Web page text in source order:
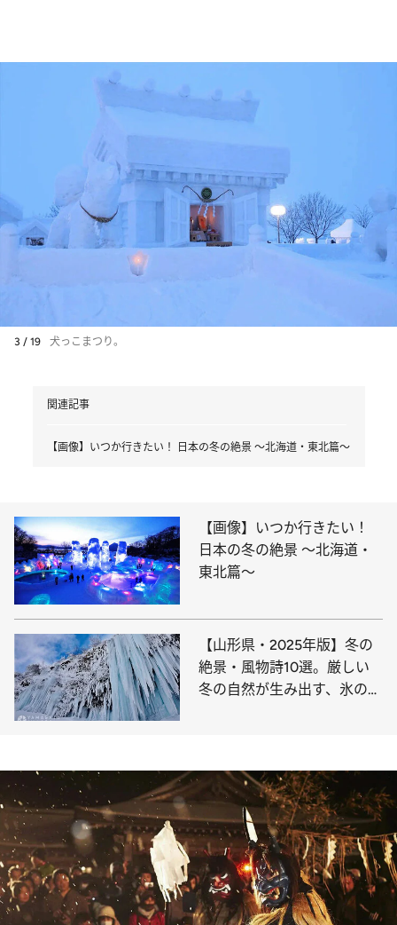
3 / 19 犬っこまつり。
関連記事
【画像】いつか行きたい！ 日本の冬の絶景 ～北海道・東北篇～
【画像】いつか行きたい！
日本の冬の絶景 ～北海道・
東北篇～
【山形県・2025年版】冬の
絶景・風物詩10選。厳しい
冬の自然が生み出す、氷の芸